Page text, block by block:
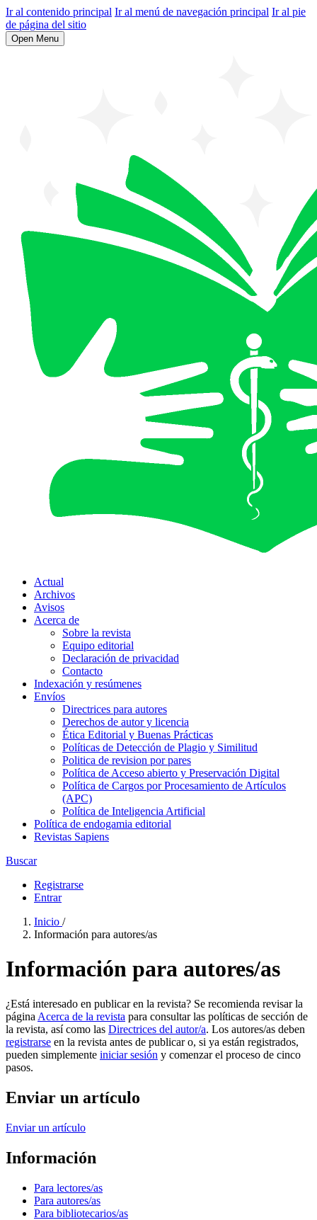
Ir al contenido principal Ir al menú de navegación principal Ir al pie
de página del sitio
Open Menu
Actual
Archivos
Avisos
Acerca de
Sobre la revista
Equipo editorial
Declaración de privacidad
Contacto
Indexación y resúmenes
Envíos
Directrices para autores
Derechos de autor y licencia
Ética Editorial y Buenas Prácticas
Políticas de Detección de Plagio y Similitud
Politica de revision por pares
Política de Acceso abierto y Preservación Digital
Política de Cargos por Procesamiento de Artículos
(APC)
Política de Inteligencia Artificial
Política de endogamia editorial
Revistas Sapiens
Buscar
Registrarse
Entrar
Inicio /
Información para autores/as
Información para autores/as
¿Está interesado en publicar en la revista? Se recomienda revisar la
página Acerca de la revista para consultar las políticas de sección de
la revista, así como las Directrices del autor/a. Los autores/as deben
registrarse en la revista antes de publicar o, si ya están registrados,
pueden simplemente iniciar sesión y comenzar el proceso de cinco
pasos.
Enviar un artículo
Enviar un artículo
Información
Para lectores/as
Para autores/as
Para bibliotecarios/as